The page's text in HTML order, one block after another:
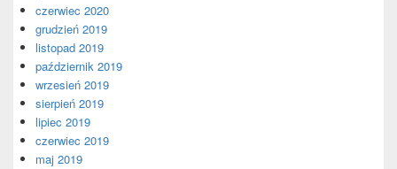
czerwiec 2020
grudzień 2019
listopad 2019
październik 2019
wrzesień 2019
sierpień 2019
lipiec 2019
czerwiec 2019
maj 2019